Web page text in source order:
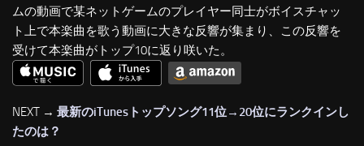
ムの動画で某ネットゲームのプレイヤー同士がボイスチャッ
ト上で本楽曲を歌う動画に大きな反響が集まり、この反響を
受けて本楽曲がトップ10に返り咲いた。
NEXT → 最新のiTunesトップソング11位→20位にランクインし
たのは？